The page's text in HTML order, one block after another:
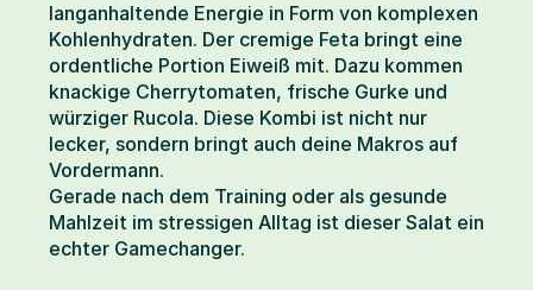
langanhaltende Energie in Form von komplexen
Kohlenhydraten. Der cremige Feta bringt eine
ordentliche Portion Eiweiß mit. Dazu kommen
knackige Cherrytomaten, frische Gurke und
würziger Rucola. Diese Kombi ist nicht nur
lecker, sondern bringt auch deine Makros auf
Vordermann.
Gerade nach dem Training oder als gesunde
Mahlzeit im stressigen Alltag ist dieser Salat ein
echter Gamechanger.